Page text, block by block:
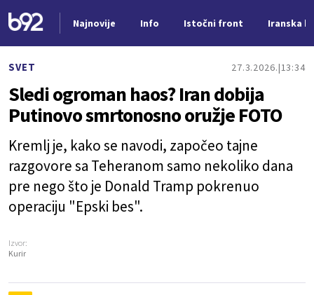
Najnovije Info Istočni front Iranska
SVET 27.3.2026. 13:34
Sledi ogroman haos? Iran dobija
Putinovo smrtonosno oružje FOTO
Kremlj je, kako se navodi, započeo tajne
razgovore sa Teheranom samo nekoliko dana
pre nego što je Donald Tramp pokrenuo
operaciju "Epski bes".
Izvor:
Kurir